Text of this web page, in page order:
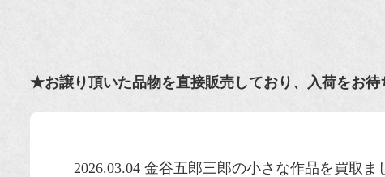
★お譲り頂いた品物を直接販売しており、入荷をお待
2026.03.04 金谷五郎三郎の小さな作品を買取ま